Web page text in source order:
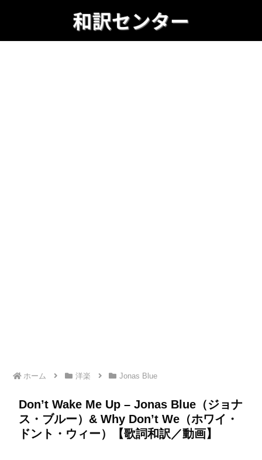
ホーム 洋楽 Jonas Blue
Don’t Wake Me Up – Jonas Blue（ジョナ
ス・ブルー）& Why Don’t We（ホワイ・
ドント・ウィー）【歌詞和訳／動画】